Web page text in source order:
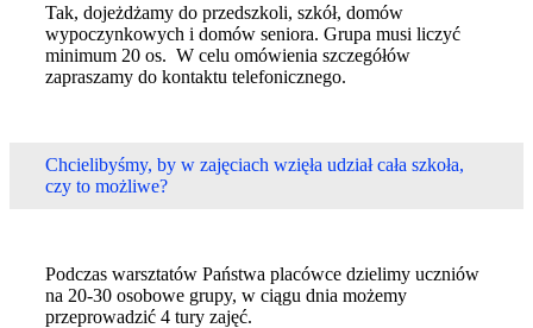
Tak, dojeżdżamy do przedszkoli, szkół, domów
wypoczynkowych i domów seniora. Grupa musi liczyć
minimum 20 os. W celu omówienia szczegółów
zapraszamy do kontaktu telefonicznego.
Chcielibyśmy, by w zajęciach wzięła udział cała szkoła,
czy to możliwe?
Podczas warsztatów Państwa placówce dzielimy uczniów
na 20-30 osobowe grupy, w ciągu dnia możemy
przeprowadzić 4 tury zajęć.